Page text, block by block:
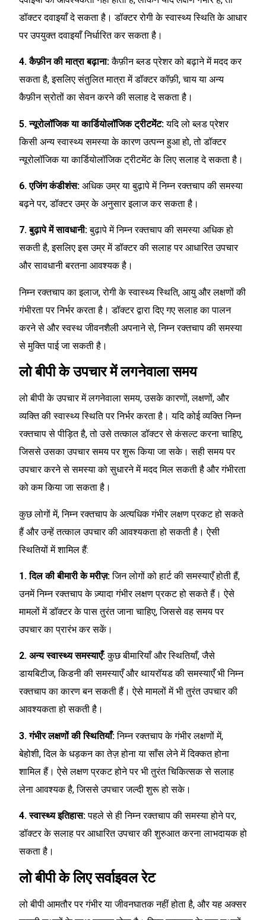
डॉक्टर दवाइयाँ दे सकता है। डॉक्टर रोगी के स्वास्थ्य स्थिति के आधार
पर उपयुक्त दवाइयाँ निर्धारित कर सकता है।
4. कैफ़ीन की मात्रा बढ़ाना:कैफ़ीन ब्लड प्रेशर को बढ़ाने में मदद कर
सकता है, इसलिए संतुलित मात्रा में डॉक्टर कॉफ़ी, चाय या अन्य
कैफ़ीन स्रोतों का सेवन करने की सलाह दे सकता है।
5. न्यूरोलॉजिक या कार्डियोलॉजिक ट्रीटमेंट:यदि लो ब्लड प्रेशर
किसी अन्य स्वास्थ्य समस्या के कारण उत्पन्न हुआ हो, तो डॉक्टर
न्यूरोलॉजिक या कार्डियोलॉजिक ट्रीटमेंट के लिए सलाह दे सकता है।
6. एजिंग कंडीशंस: अधिक उम्र या बुढ़ापे में निम्न रक्तचाप की समस्या
बढ़ने पर, डॉक्टर उम्र के अनुसार इलाज कर सकता है।
7. बुढ़ापे में सावधानी:बुढ़ापे में निम्न रक्तचाप की समस्या अधिक हो
सकती है, इसलिए इस उम्र में डॉक्टर की सलाह पर आधारित उपचार
और सावधानी बरतना आवश्यक है।
निम्न रक्तचाप का इलाज, रोगी के स्वास्थ्य स्थिति, आयु और लक्षणों की
गंभीरता पर निर्भर करता है। डॉक्टर द्वारा दिए गए सलाह का पालन
करने से और स्वस्थ जीवनशैली अपनाने से, निम्न रक्तचाप की समस्या
से मुक्ति पाई जा सकती है।
लो बीपी के उपचार में लगनेवाला समय
लो बीपी के उपचार में लगनेवाला समय, उसके कारणों, लक्षणों, और
व्यक्ति की स्वास्थ्य स्थिति पर निर्भर करता है। यदि कोई व्यक्ति निम्न
रक्तचाप से पीड़ित है, तो उसे तत्काल डॉक्टर से कंसल्ट करना चाहिए,
जिससे उसका उपचार समय पर शुरू किया जा सके। सही समय पर
उपचार करने से समस्या को सुधारने में मदद मिल सकती है और गंभीरता
को कम किया जा सकता है।
कुछ लोगों में, निम्न रक्तचाप के अत्यधिक गंभीर लक्षण प्रकट हो सकते
हैं और उन्हें तत्काल उपचार की आवश्यकता हो सकती है। ऐसी
स्थितियों में शामिल हैं:
1. दिल की बीमारी के मरीज़:जिन लोगों को हार्ट की समस्याएँ होती हैं,
उनमें निम्न रक्तचाप के ज़्यादा गंभीर लक्षण प्रकट हो सकते हैं। ऐसे
मामलों में डॉक्टर के पास तुरंत जाना चाहिए, जिससे वह समय पर
उपचार का प्रारंभ कर सकें।
2. अन्य स्वास्थ्य समस्याएँ:कुछ बीमारियाँ और स्थितियाँ, जैसे
डायबिटीज, किडनी की समस्याएँ और थायरॉयड की समस्याएँ भी निम्न
रक्तचाप का कारण बन सकती हैं। ऐसे मामलों में भी तुरंत उपचार की
आवश्यकता हो सकती है।
3. गंभीर लक्षणों की स्थितियाँ:निम्न रक्तचाप के गंभीर लक्षणों में,
बेहोशी, दिल के धड़कन का तेज़ होना या साँस लेने में दिक्कत होना
शामिल हैं। ऐसे लक्षण प्रकट होने पर भी तुरंत चिकित्सक से सलाह
लेना आवश्यक है, जिससे उपचार जल्दी शुरू हो सके।
4. स्वास्थ्य इतिहास:पहले से ही निम्न रक्तचाप की समस्या होने पर,
डॉक्टर के सलाह पर आधारित उपचार की शुरुआत करना लाभदायक हो
सकता है।
लो बीपी के लिए सर्वाइवल रेट
लो बीपी आमतौर पर गंभीर या जीवनघातक नहीं होता है, और यह अक्सर